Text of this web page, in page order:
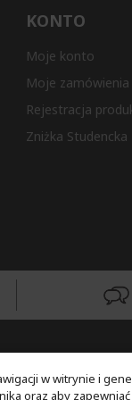
KONTO
Moje konto
Moje zamówienia
Rejestracja
Zniżka Studencka
w witrynie i
oraz aby